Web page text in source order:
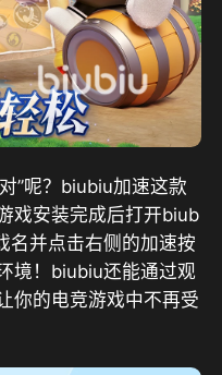
”呢？biubiu加速这款
戏安装完成后打开biub
名并点击右侧的加速按
境！biubiu还能通过观
你的电竞游戏中不再受